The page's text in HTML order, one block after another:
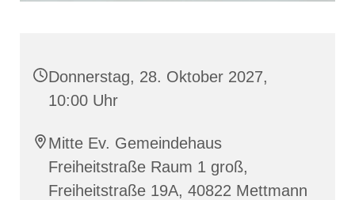
Donnerstag, 28. Oktober 2027,
10:00 Uhr
Mitte Ev. Gemeindehaus
Freiheitstraße Raum 1 groß,
Freiheitstraße 19A, 40822 Mettmann